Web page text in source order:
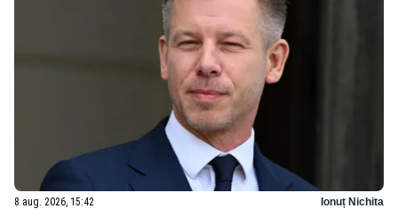
8 aug. 2026, 15:42 Ionuț Nichita